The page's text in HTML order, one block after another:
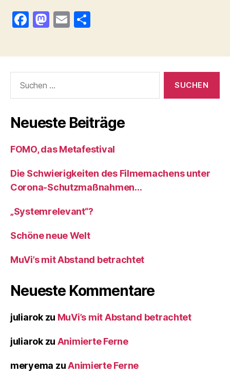
F
c
e
b
o
o
k
M
to
d
o
n
E
ai
l
le
n
nach:
Neueste Beiträge
FOMO, das Metafestival
Die Schwierigkeiten des Filmemachens unter
Corona-Schutzmaßnahmen…
„Systemrelevant“?
Schöne neue Welt
MuVi’s mit Abstand betrachtet
Neueste Kommentare
juliarokzu MuVi’s mit Abstand betrachtet
juliarokzu Animierte Ferne
meryema zuAnimierte Ferne